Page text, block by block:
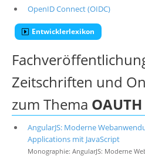
OpenID Connect (OIDC)
Entwicklerlexikon
Zeitschriften und
zum Thema OAUTH
AngularJS: Moderne
Applications mit JavaScript
Monographie: AngularJS: Moderne